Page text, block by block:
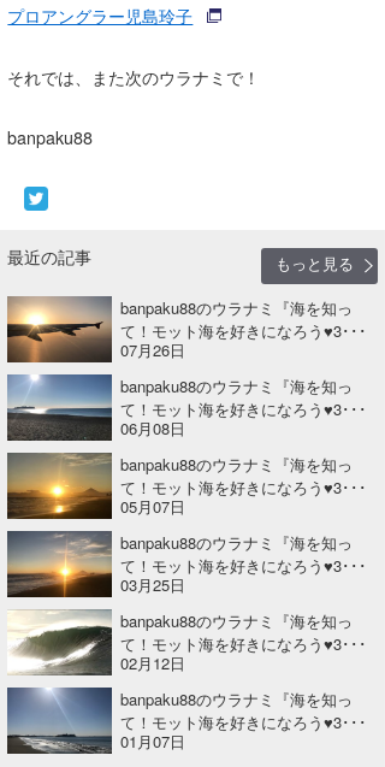
プロアングラー児島玲子
それでは、また次のウラナミで！
banpaku88
最近の記事
もっと見る
banpaku88のウラナミ『海を知っ
て！モット海を好きになろう♥3･･･
07月26日
banpaku88のウラナミ『海を知っ
て！モット海を好きになろう♥3･･･
06月08日
banpaku88のウラナミ『海を知っ
て！モット海を好きになろう♥3･･･
05月07日
banpaku88のウラナミ『海を知っ
て！モット海を好きになろう♥3･･･
03月25日
banpaku88のウラナミ『海を知っ
て！モット海を好きになろう♥3･･･
02月12日
banpaku88のウラナミ『海を知っ
て！モット海を好きになろう♥3･･･
01月07日